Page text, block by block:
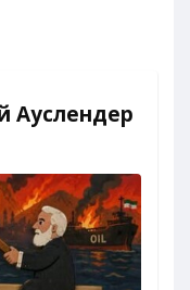
Ауслендер